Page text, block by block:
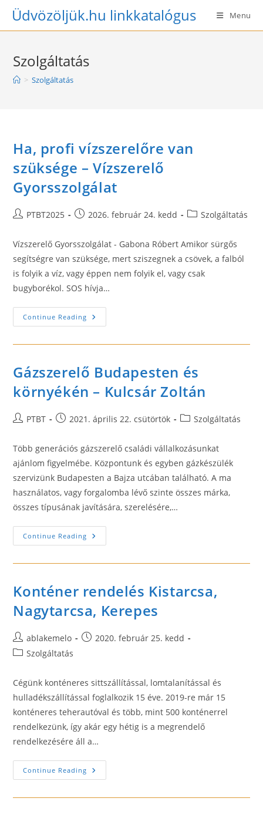
SkipÜdvözöljük.hu linkkatalógus Menu
Szolgáltatás
> Szolgáltatás
Ha, profi vízszerelőre van
szüksége – Vízszerelő
Gyorsszolgálat
PostPTBT2025
Post2026. február 24. kedd
PostSzolgáltatás
Vízszerelő Gyorsszolgálat - Gabona Róbert Amikor sürgős
segítségre van szüksége, mert sziszegnek a csövek, a falból
is folyik a víz, vagy éppen nem folyik el, vagy csak
bugyborékol. SOS hívja…
Continue Reading Ha,
Profi
Van
Vízszerelő
Gyorsszolgálat
Gázszerelő Budapesten és
környékén – Kulcsár Zoltán
PostPTBT
Post2021. április 22. csütörtök
PostSzolgáltatás
Több generációs gázszerelő családi vállalkozásunkat
ajánlom figyelmébe. Központunk és egyben gázkészülék
szervizünk Budapesten a Bajza utcában található. A ma
használatos, vagy forgalomba lévő szinte összes márka,
összes típusának javítására, szerelésére,…
Continue Reading Gázszerelő
Budapesten
Környékén
Zoltán
Konténer rendelés Kistarcsa,
Nagytarcsa, Kerepes
Post
author:
ablakemelo
Post2020. február 25. kedd
PostSzolgáltatás
Cégünk konténeres sittszállítással, lomtalanítással és
hulladékszállítással foglalkozik 15 éve. 2019-re már 15
konténeres teherautóval és több, mint 500 konténerrel
rendelkezünk, így akár egy hétig is a megrendelő
rendelkezésére áll a…
Continue Reading Konténer
Rendelés
Nagytarcsa,